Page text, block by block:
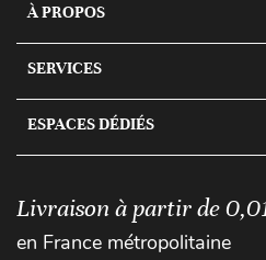
À PROPOS
SERVICES
ESPACES DÉDIÉS
Livraison à partir de
en France métropolitaine